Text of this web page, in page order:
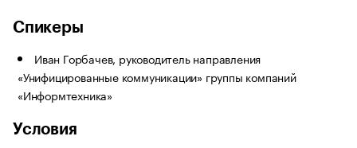
Спикеры
Иван Горбачев, руководитель направления
«Унифицированные коммуникации» группы компаний
«Информтехника»
Условия